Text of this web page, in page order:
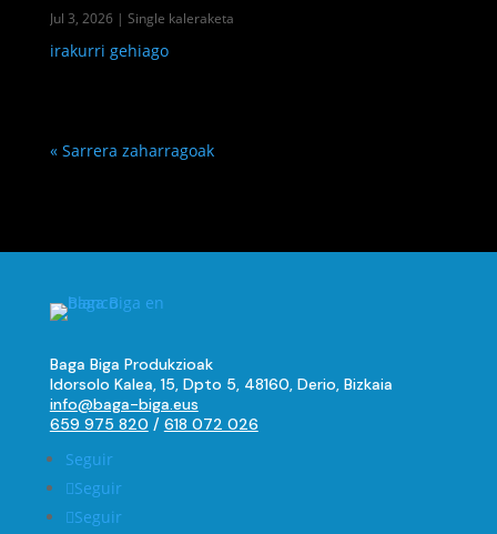
Jul 3, 2026 | Single kaleraketa
irakurri gehiago
« Sarrera zaharragoak
Baga Biga Produkzioak
Idorsolo Kalea, 15, Dpto 5, 48160, Derio, Bizkaia
info@baga-biga.eus
659 975 820 / 618 072 026
Seguir
Seguir
Seguir